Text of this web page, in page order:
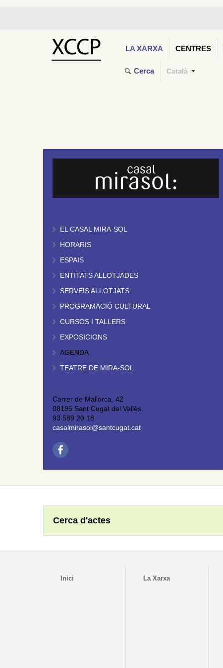
LA XARXA CENTRES
Cerca Català
EL CASAL MIRA-SOL
HORARIS
ESPAIS
ENTITATS ALLOTJADES
SERVEIS ALLOTJATS
PROGRAMACIÓ CULTURAL
CURSOS I TALLERS
EXPOSICIONS
AGENDA
TEATRE DE MIRA-SOL
Carrer de Mallorca, 42
08195 Sant Cugat del Vallès
93 589 20 18
casalmirasol@santcugat.cat
Cerca d'actes
Inici La Xarxa